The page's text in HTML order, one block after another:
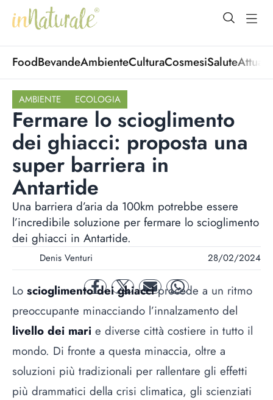
open
FoodBevandeAmbienteCulturaCosmesiSalute
AMBIENTE ECOLOGIA
Fermare lo scioglimento
dei ghiacci: proposta una
super barriera in
Antartide
Una barriera d’aria da 100km potrebbe essere
l’incredibile soluzione per fermare lo scioglimento
dei ghiacci in Antartide.
Denis Venturi 28/02/2024
facebooktwitter mail whatsapp
Lo scioglimento dei ghiacciprocede a un ritmo
preoccupante minacciando l’innalzamento del
livello dei mari e diverse città costiere in tutto il
mondo. Di fronte a questa minaccia, oltre a
soluzioni più tradizionali per rallentare gli effetti
più drammatici della crisi climatica, gli scienziati